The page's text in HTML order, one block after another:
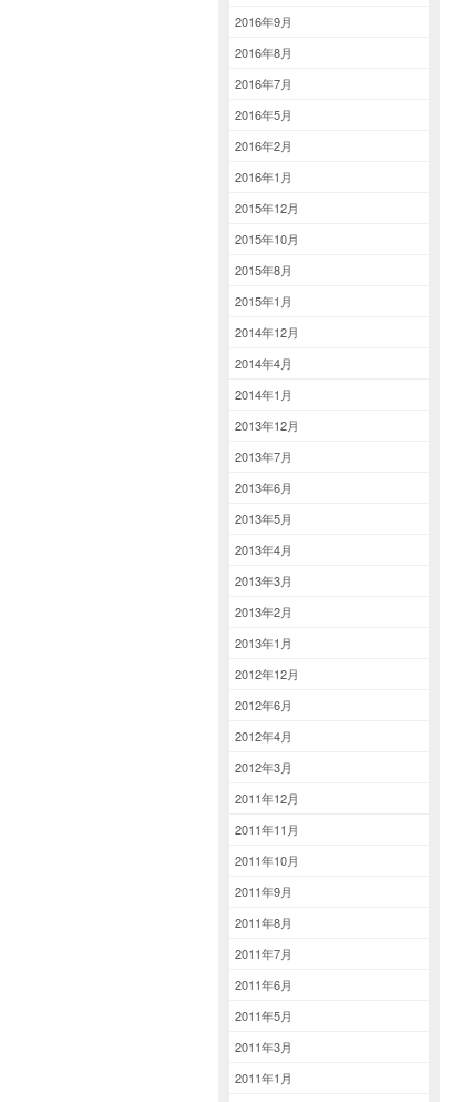
2016年9月
2016年8月
2016年7月
2016年5月
2016年2月
2016年1月
2015年12月
2015年10月
2015年8月
2015年1月
2014年12月
2014年4月
2014年1月
2013年12月
2013年7月
2013年6月
2013年5月
2013年4月
2013年3月
2013年2月
2013年1月
2012年12月
2012年6月
2012年4月
2012年3月
2011年12月
2011年11月
2011年10月
2011年9月
2011年8月
2011年7月
2011年6月
2011年5月
2011年3月
2011年1月